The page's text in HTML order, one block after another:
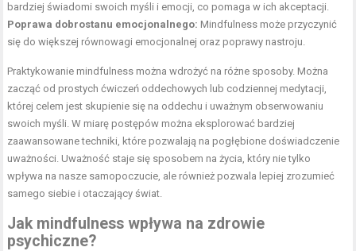
bardziej świadomi swoich myśli i emocji, co pomaga w ich akceptacji.
Poprawa dobrostanu emocjonalnego: Mindfulness może przyczynić
się do większej równowagi emocjonalnej oraz poprawy nastroju.
Praktykowanie mindfulness można wdrożyć na różne sposoby. Można
zacząć od prostych ćwiczeń oddechowych lub codziennej medytacji,
której celem jest skupienie się na oddechu i uważnym obserwowaniu
swoich myśli. W miarę postępów można eksplorować bardziej
zaawansowane techniki, które pozwalają na pogłębione doświadczenie
uważności. Uważność staje się sposobem na życia, który nie tylko
wpływa na nasze samopoczucie, ale również pozwala lepiej zrozumieć
samego siebie i otaczający świat.
Jak mindfulness wpływa na zdrowie
psychiczne?